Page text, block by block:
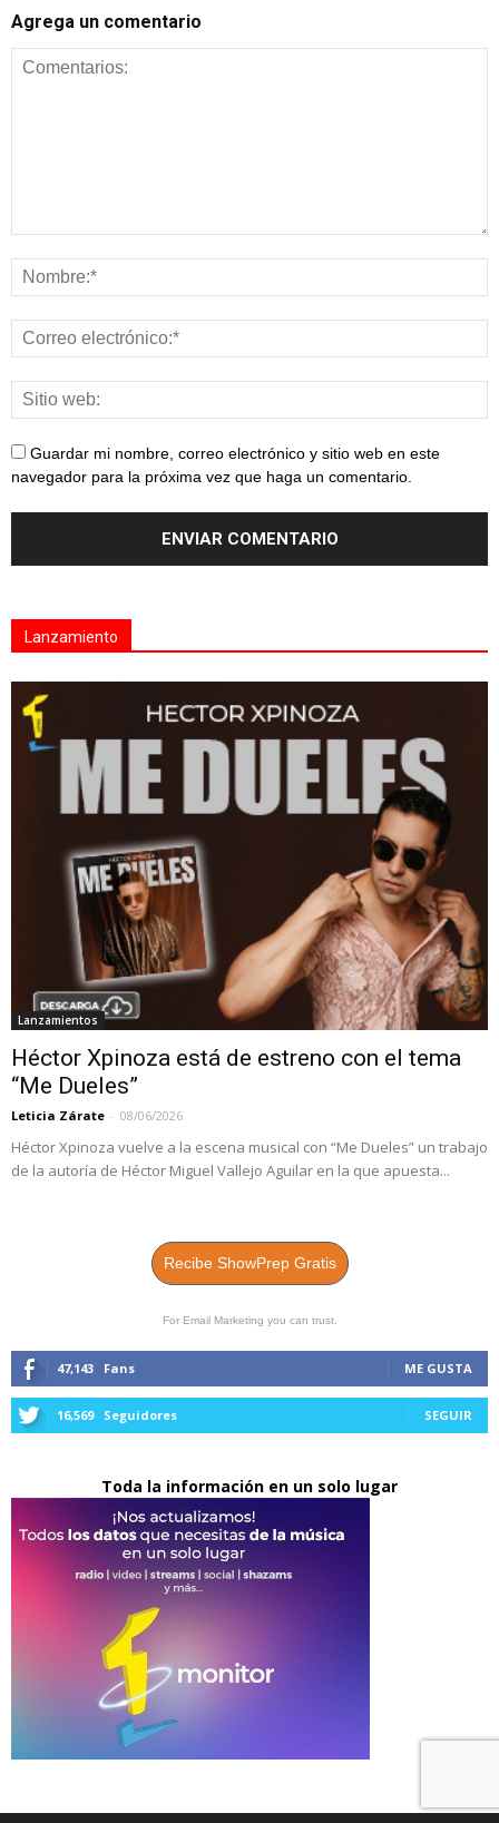
Agrega un comentario
Guardar mi nombre, correo electrónico y sitio web en este
navegador para la próxima vez que haga un comentario.
Lanzamiento
Lanzamientos
Héctor Xpinoza está de estreno con el tema
“Me Dueles”
Leticia Zárate - 08/06/2026
Héctor Xpinoza vuelve a la escena musical con “Me Dueles” un trabajo
de la autoría de Héctor Miguel Vallejo Aguilar en la que apuesta...
Recibe ShowPrep Gratis
For Email Marketing you can trust.
47,143 Fans ME GUSTA
16,569 Seguidores SEGUIR
Toda la información en un solo lugar